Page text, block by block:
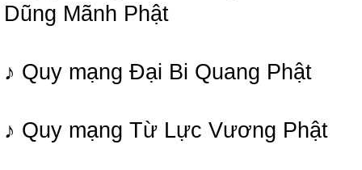
Dũng Mãnh Phật
♪ Quy mạng Đại Bi Quang Phật
♪ Quy mạng Từ Lực Vương Phật